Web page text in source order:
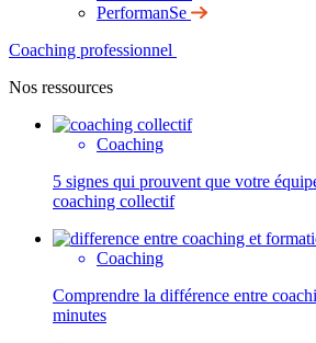
PerformanSe
Coaching professionnel
Nos ressources
Coaching
5 signes qui prouvent que votre
coaching collectif
Coaching
Comprendre la différence entre
minutes